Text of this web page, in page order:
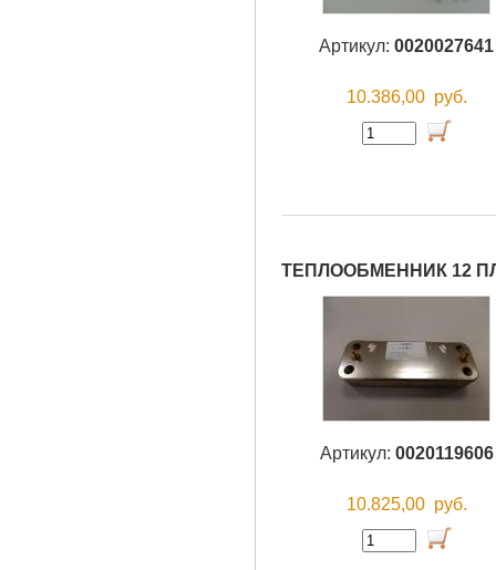
Артикул: 0020027641
10.386,00 руб.
ТЕПЛООБМЕННИК 12
Артикул: 0020119606
10.825,00 руб.